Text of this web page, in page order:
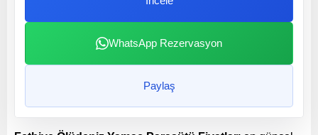
WhatsApp Rezervasyon
Paylaş